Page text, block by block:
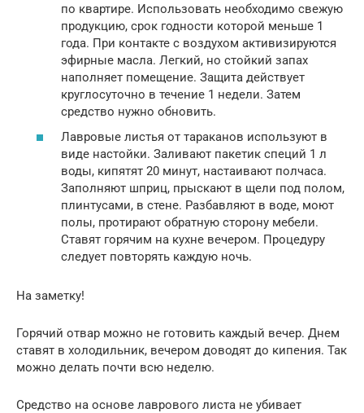
по квартире. Использовать необходимо свежую
продукцию, срок годности которой меньше 1
года. При контакте с воздухом активизируются
эфирные масла. Легкий, но стойкий запах
наполняет помещение. Защита действует
круглосуточно в течение 1 недели. Затем
средство нужно обновить.
Лавровые листья от тараканов используют в
виде настойки. Заливают пакетик специй 1 л
воды, кипятят 20 минут, настаивают полчаса.
Заполняют шприц, прыскают в щели под полом,
плинтусами, в стене. Разбавляют в воде, моют
полы, протирают обратную сторону мебели.
Ставят горячим на кухне вечером. Процедуру
следует повторять каждую ночь.
На заметку!
Горячий отвар можно не готовить каждый вечер. Днем
ставят в холодильник, вечером доводят до кипения. Так
можно делать почти всю неделю.
Средство на основе лаврового листа не убивает